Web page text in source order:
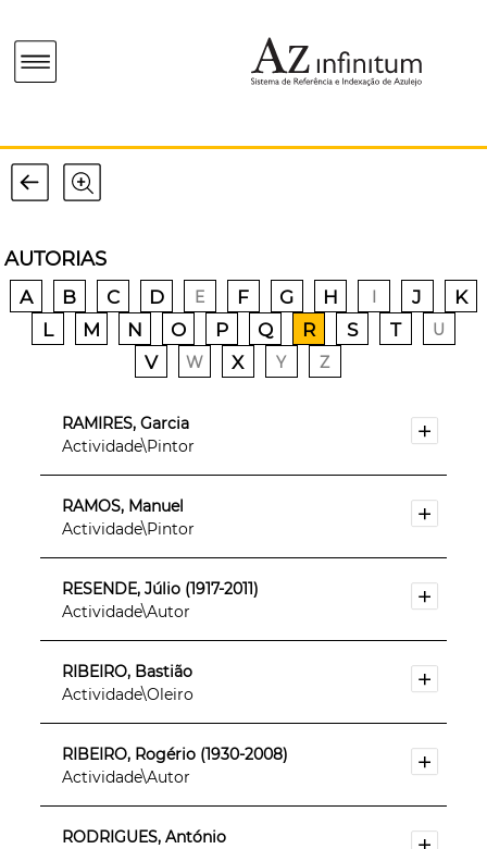
AUTORIAS
A B C D E F G H I J
K
L
M N O P Q R S T U
V W X Y Z
RAMIRES, Garcia
Actividade\Pintor
RAMOS, Manuel
Actividade\Pintor
RESENDE, Júlio (1917-2011)
Actividade\Autor
RIBEIRO, Bastião
Actividade\Oleiro
RIBEIRO, Rogério (1930-2008)
Actividade\Autor
RODRIGUES, António